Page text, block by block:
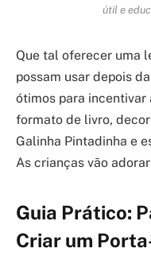
útil e
Que tal oferecer uma
possam usar depois
ótimos para incentivar
formato de livro,
Galinha Pintadinha e
As crianças vão
Guia Prático:
Criar um